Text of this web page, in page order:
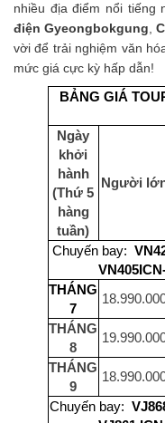
nhiều địa điểm nổi tiếng
điện Gyeongbokgung,
vời để trải nghiệm văn
mức giá cực kỳ hấp dẫn!
BẢNG GIÁ
Ngày
khởi
hành
(Thứ 5
hàng
tuần)
Người
Chuyến bay:
THÁNG
7
THÁNG
8
THÁNG
9
Chuyến bay: